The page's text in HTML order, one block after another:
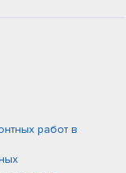
работ в